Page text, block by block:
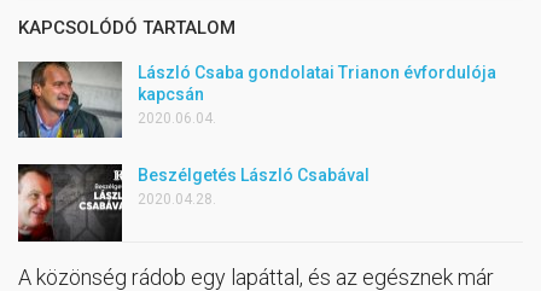
KAPCSOLÓDÓ TARTALOM
László Csaba gondolatai Trianon évfordulója
kapcsán
2020.06.04.
Beszélgetés László Csabával
2020.04.28.
A közönség rádob egy lapáttal, és az egésznek már